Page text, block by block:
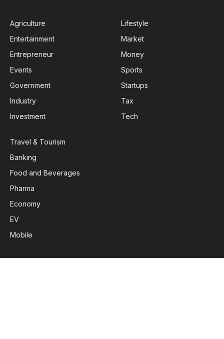
Agriculture
Entertainment
Entrepreneur
Events
Government
Industry
Investment
Lifestyle
Market
Money
Sports
Startups
Tax
Tech
Travel & Tourism
Banking
Food and Beverages
Pharma
Economy
EV
Mobile